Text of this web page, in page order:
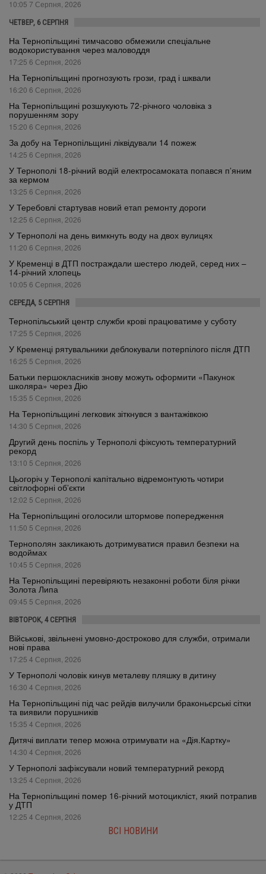
10:05 7 Серпня, 2026
ЧЕТВЕР, 6 СЕРПНЯ
На Тернопільщині тимчасово обмежили спеціальне
водокористування через маловоддя
17:25 6 Серпня, 2026
На Тернопільщині прогнозують грози, град і шквали
16:20 6 Серпня, 2026
На Тернопільщині розшукують 72-річного чоловіка з
порушенням зору
15:20 6 Серпня, 2026
За добу на Тернопільщині ліквідували 14 пожеж
14:25 6 Серпня, 2026
У Тернополі 18-річний водій електросамоката попався п’яним
за кермом
13:25 6 Серпня, 2026
У Теребовлі стартував новий етап ремонту дороги
12:25 6 Серпня, 2026
У Тернополі на день вимкнуть воду на двох вулицях
11:20 6 Серпня, 2026
У Кременці в ДТП постраждали шестеро людей, серед них –
14-річний хлопець
10:05 6 Серпня, 2026
СЕРЕДА, 5 СЕРПНЯ
Тернопільський центр служби крові працюватиме у суботу
17:25 5 Серпня, 2026
У Кременці рятувальники деблокували потерпілого після ДТП
16:25 5 Серпня, 2026
Батьки першокласників знову можуть оформити «Пакунок
школяра» через Дію
15:35 5 Серпня, 2026
На Тернопільщині легковик зіткнувся з вантажівкою
14:30 5 Серпня, 2026
Другий день поспіль у Тернополі фіксують температурний
рекорд
13:10 5 Серпня, 2026
Цьогоріч у Тернополі капітально відремонтують чотири
світлофорні об’єкти
12:02 5 Серпня, 2026
На Тернопільщині оголосили штормове попередження
11:50 5 Серпня, 2026
Тернополян закликають дотримуватися правил безпеки на
водоймах
10:45 5 Серпня, 2026
На Тернопільщині перевіряють незаконні роботи біля річки
Золота Липа
09:45 5 Серпня, 2026
ВІВТОРОК, 4 СЕРПНЯ
Військові, звільнені умовно-достроково для служби, отримали
нові права
17:25 4 Серпня, 2026
У Тернополі чоловік кинув металеву пляшку в дитину
16:30 4 Серпня, 2026
На Тернопільщині під час рейдів вилучили браконьєрські сітки
та виявили порушників
15:35 4 Серпня, 2026
Дитячі виплати тепер можна отримувати на «Дія.Картку»
14:30 4 Серпня, 2026
У Тернополі зафіксували новий температурний рекорд
13:25 4 Серпня, 2026
На Тернопільщині помер 16-річний мотоцикліст, який потрапив
у ДТП
12:25 4 Серпня, 2026
ВСІ НОВИНИ